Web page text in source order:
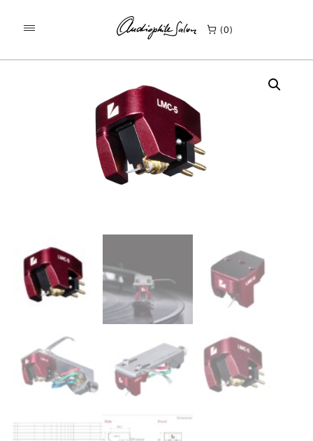
0
KEZDŐLAP TERMÉKEK
/
LUXMAN LMC-5 MC HANGSZEDŐ